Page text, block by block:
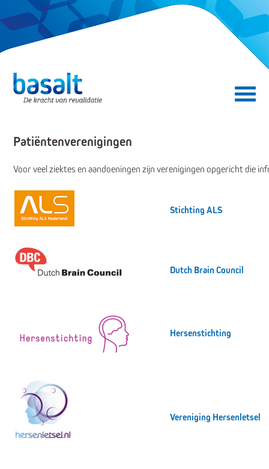
Direct naar de contentDirect naar de navigatie
Patiëntenverenigingen
Voor veel ziektes en aandoeningen zijn verenigingen opgericht die
Stichting ALS
Dutch Brain Council
Hersenstichting
Vereniging Hersenletsel